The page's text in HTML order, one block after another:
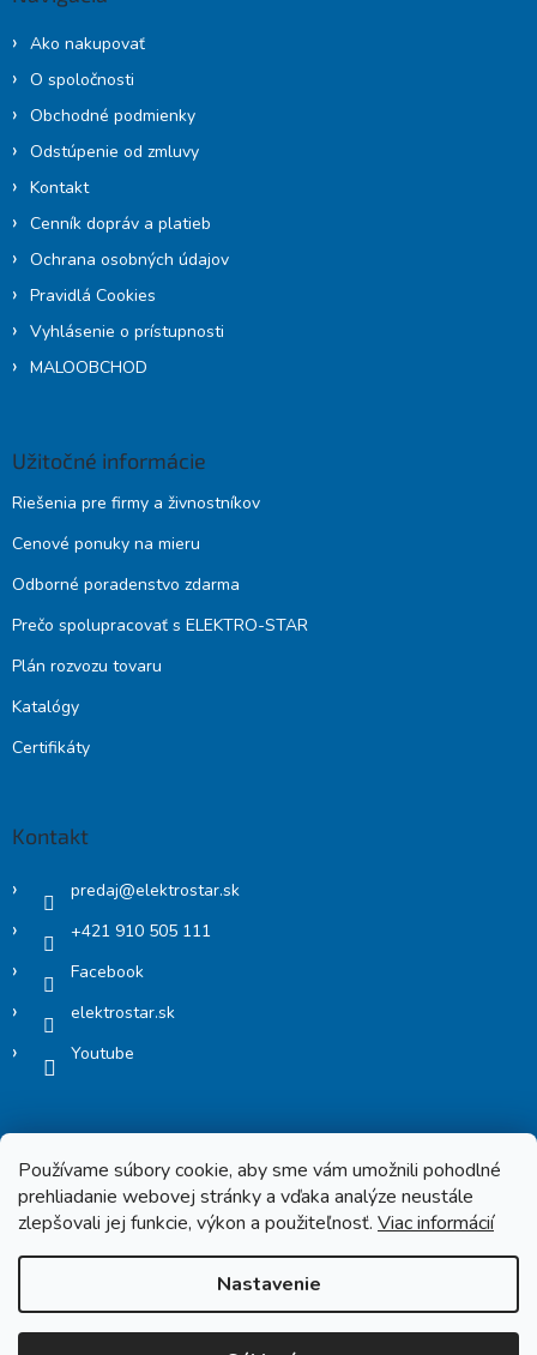
Používame súbory cookie, aby sme vám umožnili pohodlné
prehliadanie webovej stránky a vďaka analýze neustále
zlepšovali jej funkcie, výkon a použiteľnosť. Viac informácií
Nastavenie
Ako nakupovať
O spoločnosti
Obchodné podmienky
Odstúpenie od zmluvy
Kontakt
Cenník dopráv a platieb
Ochrana osobných údajov
Pravidlá Cookies
Vyhlásenie o prístupnosti
MALOOBCHOD
Užitočné informácie
Riešenia pre firmy a živnostníkov
Cenové ponuky na mieru
Odborné poradenstvo zdarma
Prečo spolupracovať s ELEKTRO-STAR
Plán rozvozu tovaru
Katalógy
Certifikáty
Kontakt
predaj@elektrostar.sk
+421 910 505 111
Facebook
elektrostar.sk
Youtube
Copyright 2026Elektrostar.shop. Všetky práva vyhradené.